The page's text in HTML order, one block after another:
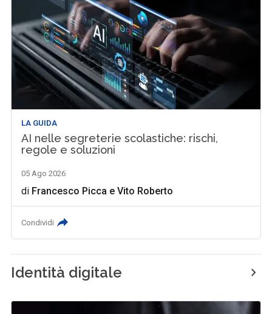
LA GUIDA
AI nelle segreterie scolastiche: rischi,
regole e soluzioni
05 Ago 2026
di Francesco Picca eVito Roberto
Condividi
Identità digitale